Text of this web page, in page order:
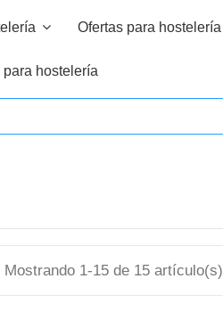
Ofertas para hostelería
para hostelería
Mostrando 1-15 de 15 artículo(s)